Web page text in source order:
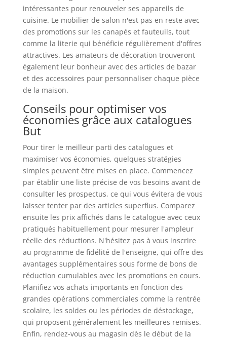
intéressantes pour renouveler ses appareils de
cuisine. Le mobilier de salon n'est pas en reste avec
des promotions sur les canapés et fauteuils, tout
comme la literie qui bénéficie régulièrement d'offres
attractives. Les amateurs de décoration trouveront
également leur bonheur avec des articles de bazar
et des accessoires pour personnaliser chaque pièce
de la maison.
Conseils pour optimiser vos
économies grâce aux catalogues
But
Pour tirer le meilleur parti des catalogues et
maximiser vos économies, quelques stratégies
simples peuvent être mises en place. Commencez
par établir une liste précise de vos besoins avant de
consulter les prospectus, ce qui vous évitera de vous
laisser tenter par des articles superflus. Comparez
ensuite les prix affichés dans le catalogue avec ceux
pratiqués habituellement pour mesurer l'ampleur
réelle des réductions. N'hésitez pas à vous inscrire
au programme de fidélité de l'enseigne, qui offre des
avantages supplémentaires sous forme de bons de
réduction cumulables avec les promotions en cours.
Planifiez vos achats importants en fonction des
grandes opérations commerciales comme la rentrée
scolaire, les soldes ou les périodes de déstockage,
qui proposent généralement les meilleures remises.
Enfin, rendez-vous au magasin dès le début de la